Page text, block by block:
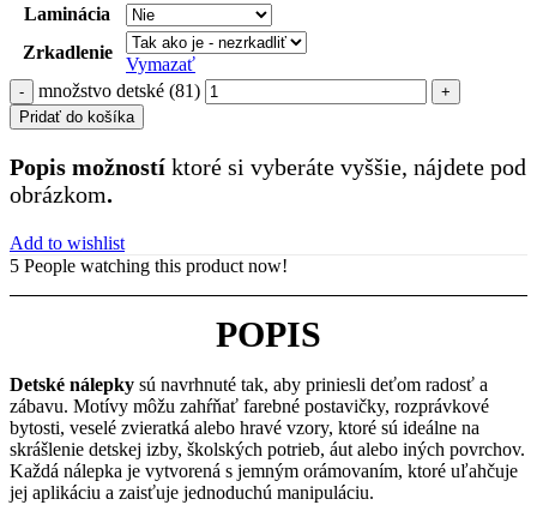
Laminácia
Zrkadlenie
Vymazať
množstvo detské (81)
Pridať do košíka
Popis možností ktoré si vyberáte vyššie, nájdete pod
obrázkom.
Add to wishlist
5 People watching this product now!
POPIS
Detské nálepky sú navrhnuté tak, aby priniesli deťom radosť a
zábavu. Motívy môžu zahŕňať farebné postavičky, rozprávkové
bytosti, veselé zvieratká alebo hravé vzory, ktoré sú ideálne na
skrášlenie detskej izby, školských potrieb, áut alebo iných povrchov.
Každá nálepka je vytvorená s jemným orámovaním, ktoré uľahčuje
jej aplikáciu a zaisťuje jednoduchú manipuláciu.